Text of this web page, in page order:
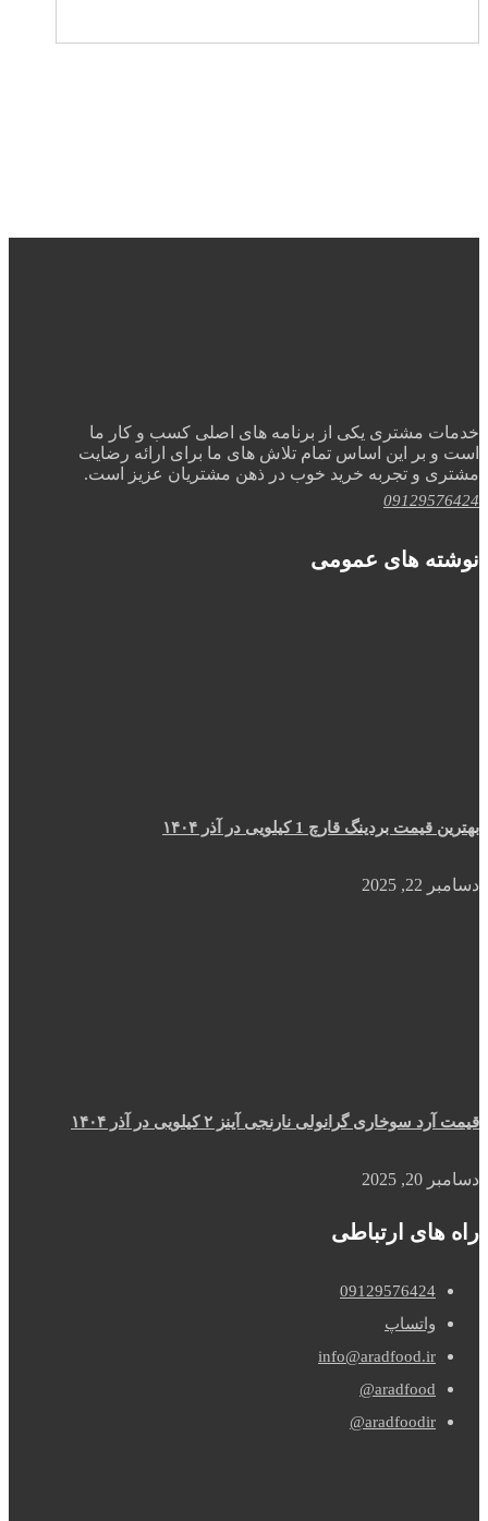
خدمات مشتری یکی از برنامه های اصلی کسب و کار ما
است و بر این اساس تمام تلاش های ما برای ارائه رضایت
مشتری و تجربه خرید خوب در ذهن مشتریان عزیز است.
09129576424
نوشته های عمومی
بهترین قیمت بردینگ قارچ 1 کیلویی در آذر ۱۴۰۴
دسامبر 22, 2025
قیمت آرد سوخاری گرانولی نارنجی آینز ۲ کیلویی در آذر ۱۴۰۴
دسامبر 20, 2025
راه های ارتباطی
09129576424
واتساپ
info@aradfood.ir
aradfood@
aradfoodir@